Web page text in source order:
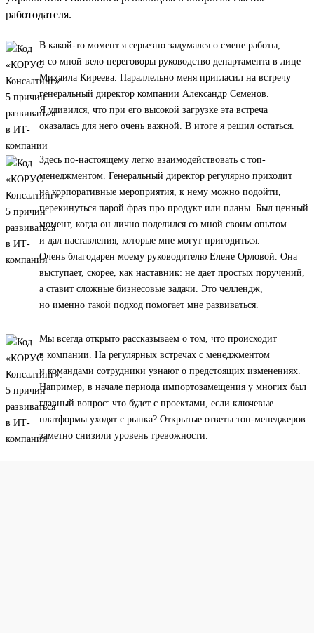
работодателя.
В какой-то момент я серьезно задумался о смене работы,
и со мной вело переговоры руководство департамента в лице
Михаила Киреева. Параллельно меня пригласил на встречу
генеральный директор компании Александр Семенов.
Я удивился, что при его высокой загрузке эта встреча
оказалась для него очень важной. В итоге я решил остаться.
Здесь по-настоящему легко взаимодействовать с топ-
менеджментом. Генеральный директор регулярно приходит
на корпоративные мероприятия, к нему можно подойти,
перекинуться парой фраз про продукт или планы. Был ценный
момент, когда он лично поделился со мной своим опытом
и дал наставления, которые мне могут пригодиться.
Очень благодарен моему руководителю Елене Орловой. Она
выступает, скорее, как наставник: не дает простых поручений,
а ставит сложные бизнесовые задачи. Это челлендж,
но именно такой подход помогает мне развиваться.
Мы всегда открыто рассказываем о том, что происходит
в компании. На регулярных встречах с менеджментом
и командами сотрудники узнают о предстоящих изменениях.
Например, в начале периода импортозамещения у многих был
главный вопрос: что будет с проектами, если ключевые
платформы уходят с рынка? Открытые ответы топ-менеджеров
заметно снизили уровень тревожности.